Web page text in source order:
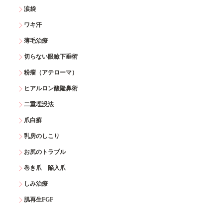
涙袋
ワキ汗
薄毛治療
切らない眼瞼下垂術
粉瘤（アテローマ）
ヒアルロン酸隆鼻術
二重埋没法
爪白癬
乳房のしこり
お尻のトラブル
巻き爪 陥入爪
しみ治療
肌再生FGF